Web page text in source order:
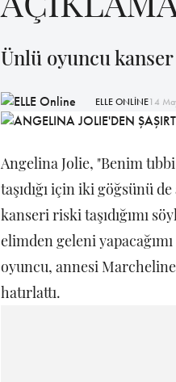
Ünlü oyuncu kanser
ELLE ONLİNE14
Angelina Jolie, "Benim
taşıdığı için iki göğsünü
kanseri riski taşıdığımı
elimden geleni
oyuncu, annesi
hatırlattı.